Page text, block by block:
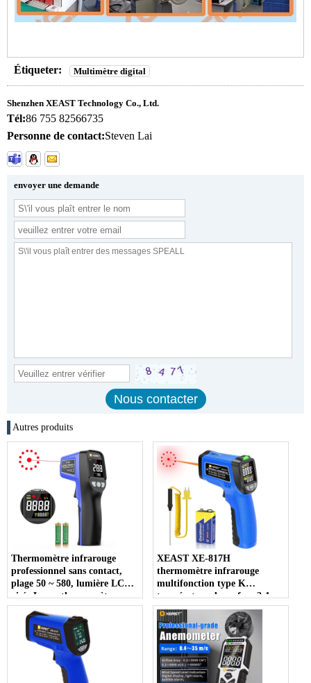
Étiqueter: Multimètre digital
Shenzhen XEAST Technology Co., Ltd.
Tél:86 755 82566735
Personne de contact:Steven Lai
envoyer une demande
Autres produits
Thermomètre infrarouge
professionnel sans contact,
plage 50 ~ 580, lumière LCD,
visée Laser, thermomètre
numérique OEM/ODM
personnalisable
XEAST XE-817H
thermomètre infrarouge
multifonction type K
température de surface 2-1
cuisson four à pizza gril test
laser plastique